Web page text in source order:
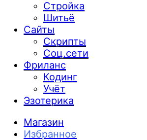
Стройка
Шитьё
Сайты
Скрипты
Соц.сети
Фриланс
Кодинг
Учёт
Эзотерика
Магазин
Избранное